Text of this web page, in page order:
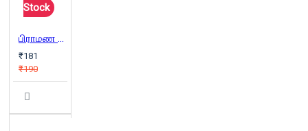
Stock
பிராமண மதம்
₹181
₹190